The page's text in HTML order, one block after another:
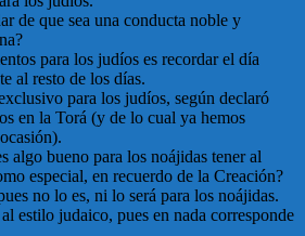
de que sea una conducta noble y
para los judíos es recordar el día
al resto de los días.
para los judíos, según declaró
en la Torá (y de lo cual ya hemos
algo bueno para los noájidas tener al
especial, en recuerdo de la Creación?
no lo es, ni lo será para los noájidas.
estilo judaico, pues en nada corresponde